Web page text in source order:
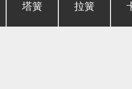
塔簧 拉簧